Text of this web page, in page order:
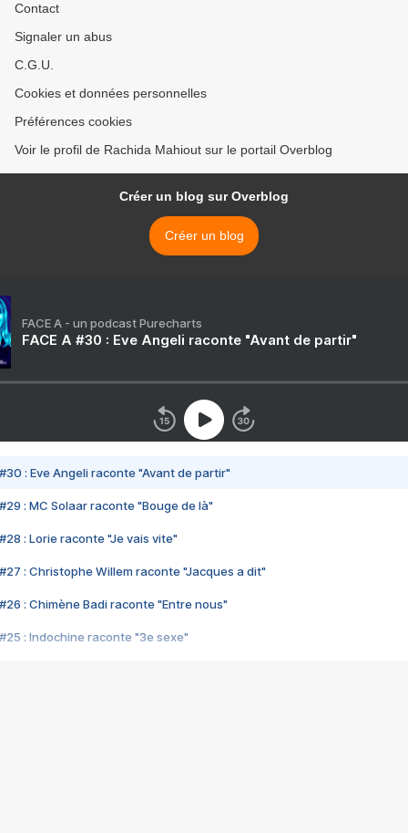
Contact
Signaler un abus
C.G.U.
Cookies et données personnelles
Préférences cookies
Voir le profil de Rachida Mahiout sur le portail Overblog
Créer un blog sur Overblog
Créer un blog
FACE A - un podcast Purecharts
FACE A #30 : Eve Angeli raconte "Avant de partir"
#30 : Eve Angeli raconte "Avant de partir"
#29 : MC Solaar raconte "Bouge de là"
#28 : Lorie raconte "Je vais vite"
#27 : Christophe Willem raconte "Jacques a dit"
#26 : Chimène Badi raconte "Entre nous"
#25 : Indochine raconte "3e sexe"